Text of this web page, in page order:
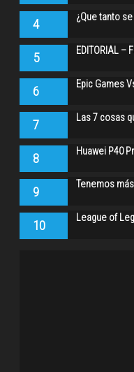
4 ¿Que tanto
5 EDITORIAL –
6 Epic Games
7 Las 7 cosas
8 Huawei P40
9 Tenemos
10 League of